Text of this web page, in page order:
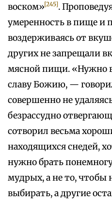
воском»[245].
умеренность в пище и
воздерживаясь от
других не запрещали
мясной пищи. «Нужно
славу Божию, —
совершенно не
безрассудно
сотворил весьма
находящихся снедей,
нужно брать
мудрых, а не то,
выбирать, а другие